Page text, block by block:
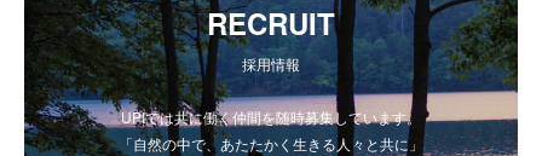
RECRUIT
採用情報
UPIでは共に働く仲間を随時募集しています。
「自然の中で、あたたかく生きる人々と共に」